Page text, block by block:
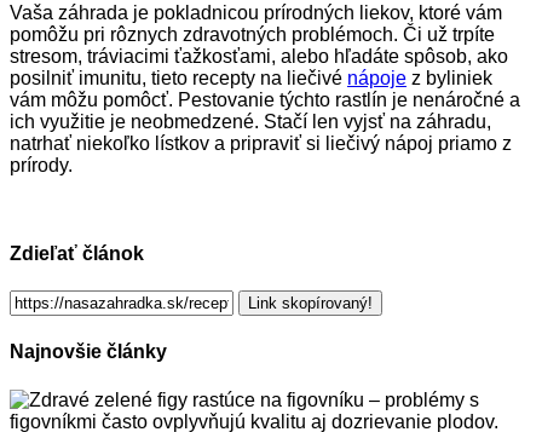
Vaša záhrada je pokladnicou prírodných liekov, ktoré vám
pomôžu pri rôznych zdravotných problémoch. Či už trpíte
stresom, tráviacimi ťažkosťami, alebo hľadáte spôsob, ako
posilniť imunitu, tieto recepty na liečivé nápoje z byliniek
vám môžu pomôcť. Pestovanie týchto rastlín je nenáročné a
ich využitie je neobmedzené. Stačí len vyjsť na záhradu,
natrhať niekoľko lístkov a pripraviť si liečivý nápoj priamo z
prírody.
Zdieľať článok
Link skopírovaný!
Najnovšie články